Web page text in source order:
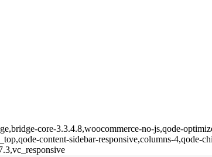
core-3.3.4.8,woocommerce-no-js,qode-
content-sidebar-responsive,columns-4,qode-